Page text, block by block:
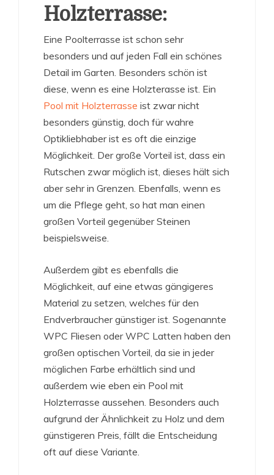
Holzterrasse:
Eine Poolterrasse ist schon sehr
besonders und auf jeden Fall ein schönes
Detail im Garten. Besonders schön ist
diese, wenn es eine Holzterasse ist. Ein
Pool mit Holzterrasse ist zwar nicht
besonders günstig, doch für wahre
Optikliebhaber ist es oft die einzige
Möglichkeit. Der große Vorteil ist, dass ein
Rutschen zwar möglich ist, dieses hält sich
aber sehr in Grenzen. Ebenfalls, wenn es
um die Pflege geht, so hat man einen
großen Vorteil gegenüber Steinen
beispielsweise.
Außerdem gibt es ebenfalls die
Möglichkeit, auf eine etwas gängigeres
Material zu setzen, welches für den
Endverbraucher günstiger ist. Sogenannte
WPC Fliesen oder WPC Latten haben den
großen optischen Vorteil, da sie in jeder
möglichen Farbe erhältlich sind und
außerdem wie eben ein Pool mit
Holzterrasse aussehen. Besonders auch
aufgrund der Ähnlichkeit zu Holz und dem
günstigeren Preis, fällt die Entscheidung
oft auf diese Variante.